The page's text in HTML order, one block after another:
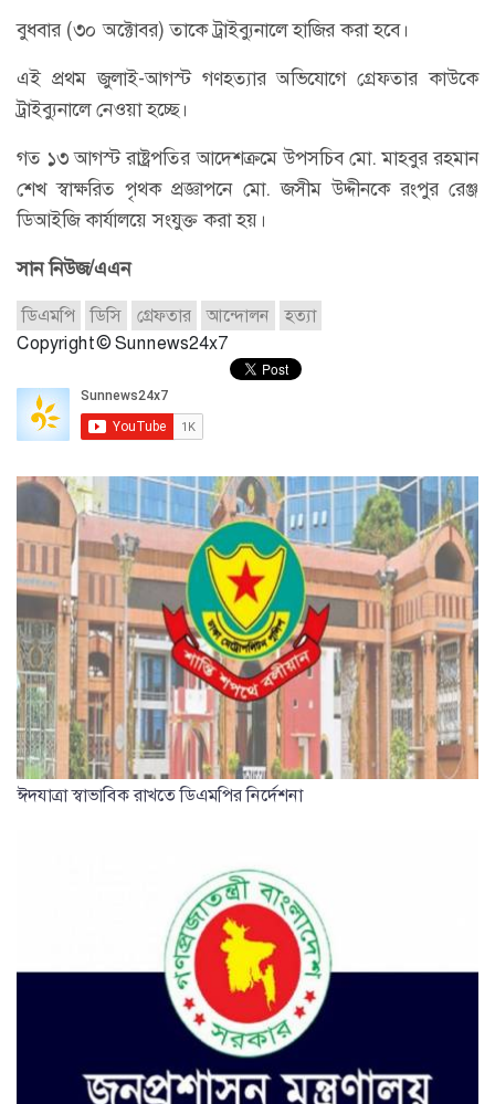
বুধবার (৩০ অক্টোবর) তাকে ট্রাইব্যুনালে হাজির করা হবে।
এই প্রথম জুলাই-আগস্ট গণহত্যার অভিযোগে গ্রেফতার কাউকে
ট্রাইব্যুনালে নেওয়া হচ্ছে।
গত ১৩ আগস্ট রাষ্ট্রপতির আদেশক্রমে উপসচিব মো. মাহবুর রহমান
শেখ স্বাক্ষরিত পৃথক প্রজ্ঞাপনে মো. জসীম উদ্দীনকে রংপুর রেঞ্জ
ডিআইজি কার্যালয়ে সংযুক্ত করা হয়।
সান নিউজ/এএন
ডিএমপি ডিসি গ্রেফতার আন্দোলন
হত্যা
Copyright © Sunnews24x7
ঈদযাত্রা স্বাভাবিক রাখতে ডিএমপির নির্দেশনা